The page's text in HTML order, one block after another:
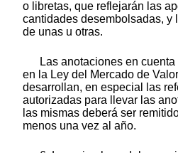
o libretas, que reflejarán las
cantidades desembolsadas, y
de unas u otras.
Las anotaciones en
en la Ley del Mercado de
desarrollan, en especial las
autorizadas para llevar las
las mismas deberá ser
menos una vez al año.